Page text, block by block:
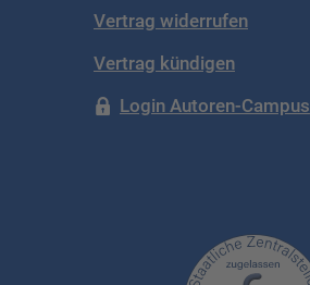
Vertrag widerrufen
Vertrag kündigen
Login Autoren-Campus